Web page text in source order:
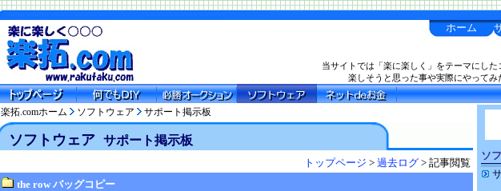
ホーム
当サイトでは「楽に楽しく」をテーマにした
楽しそうと思った事や実際にやってみ
楽拓.comホーム ソフトウェア サポート掲示板
ソフトウェア サポート掲示板
トップページ > 過去ログ > 記事閲覧
the row バッグコピー
ソ